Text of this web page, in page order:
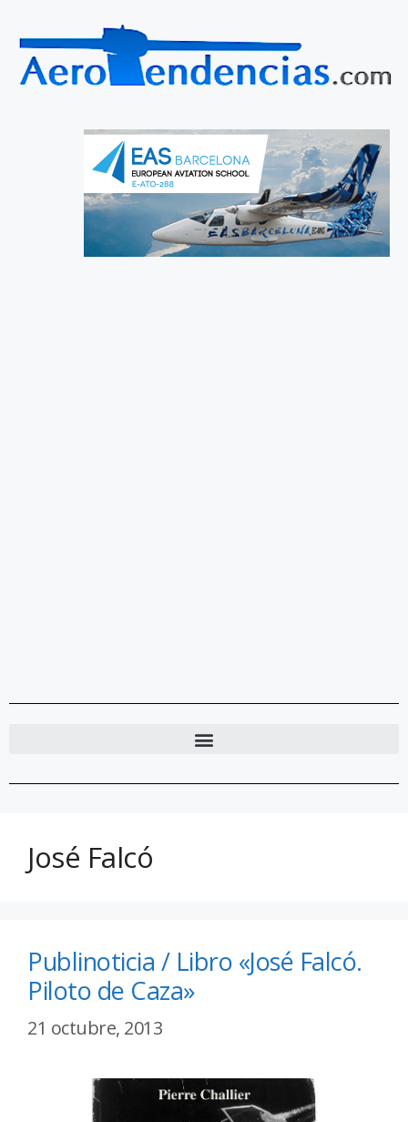
José Falcó
Publinoticia / Libro «José Falcó.
Piloto de Caza»
21 octubre, 2013